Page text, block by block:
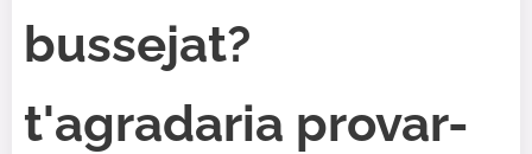
bussejat?
t'agradaria provar-